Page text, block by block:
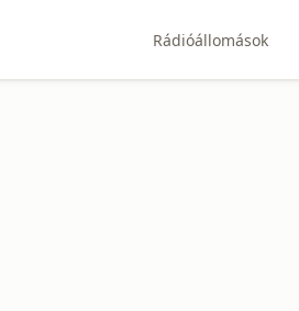
Rádióállomások